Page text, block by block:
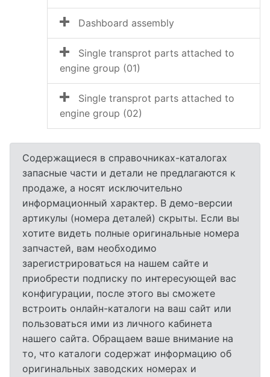
Dashboard assembly
Single transprot parts attached to
engine group (01)
Single transprot parts attached to
engine group (02)
Содержащиеся в справочниках-каталогах
запасные части и детали не предлагаются к
продаже, а носят исключительно
информационный характер. В демо-версии
артикулы (номера деталей) скрыты. Если вы
хотите видеть полные оригинальные номера
запчастей, вам необходимо
зарегистрироваться на нашем сайте и
приобрести подписку по интересующей вас
конфигурации, после этого вы сможете
встроить онлайн-каталоги на ваш сайт или
пользоваться ими из личного кабинета
нашего сайта. Обращаем ваше внимание на
то, что каталоги содержат информацию об
оригинальных заводских номерах и